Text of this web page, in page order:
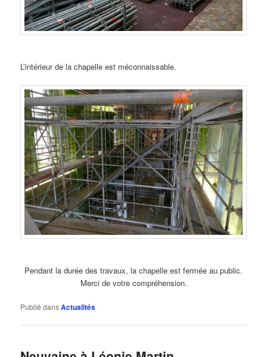
L’intérieur de la chapelle est méconnaissable.
Pendant la durée des travaux, la chapelle est fermée au public.
Merci de votre compréhension.
Publié dansActualités